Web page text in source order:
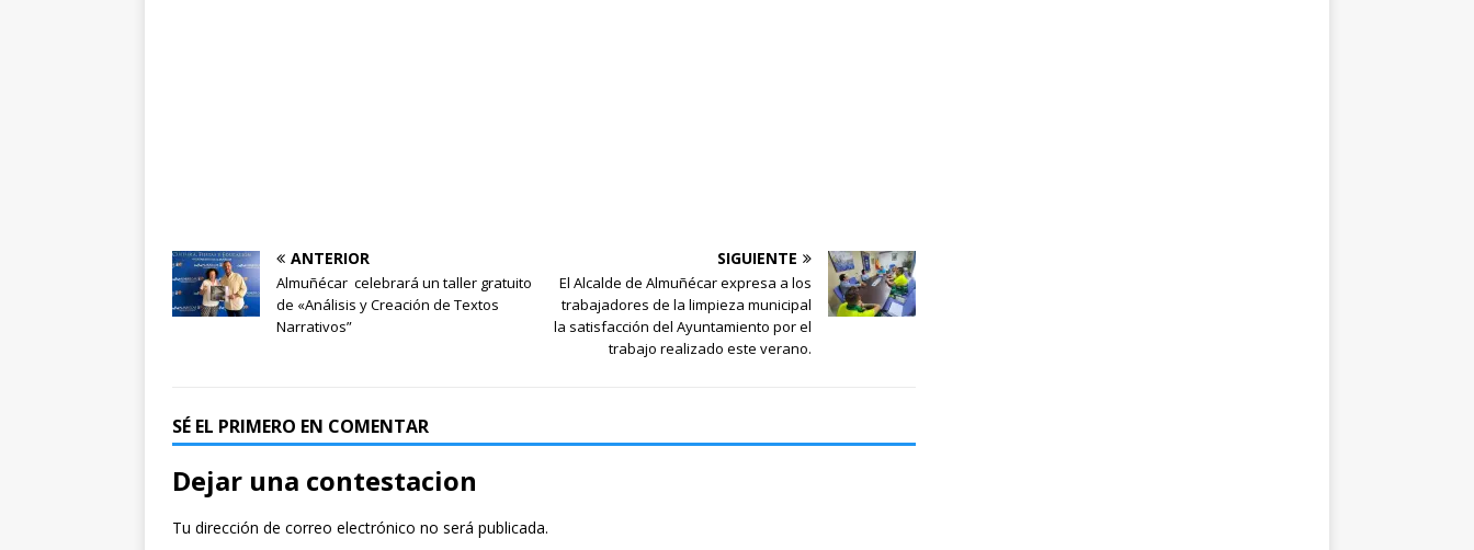
ANTERIOR
Almuñécar celebrará un taller gratuito
de «Análisis y Creación de Textos
Narrativos”
SIGUIENTE
El Alcalde de Almuñécar expresa a los
trabajadores de la limpieza municipal
la satisfacción del Ayuntamiento por el
trabajo realizado este verano.
SÉ EL PRIMERO EN COMENTAR
Dejar una contestacion
Tu dirección de correo electrónico no será publicada.